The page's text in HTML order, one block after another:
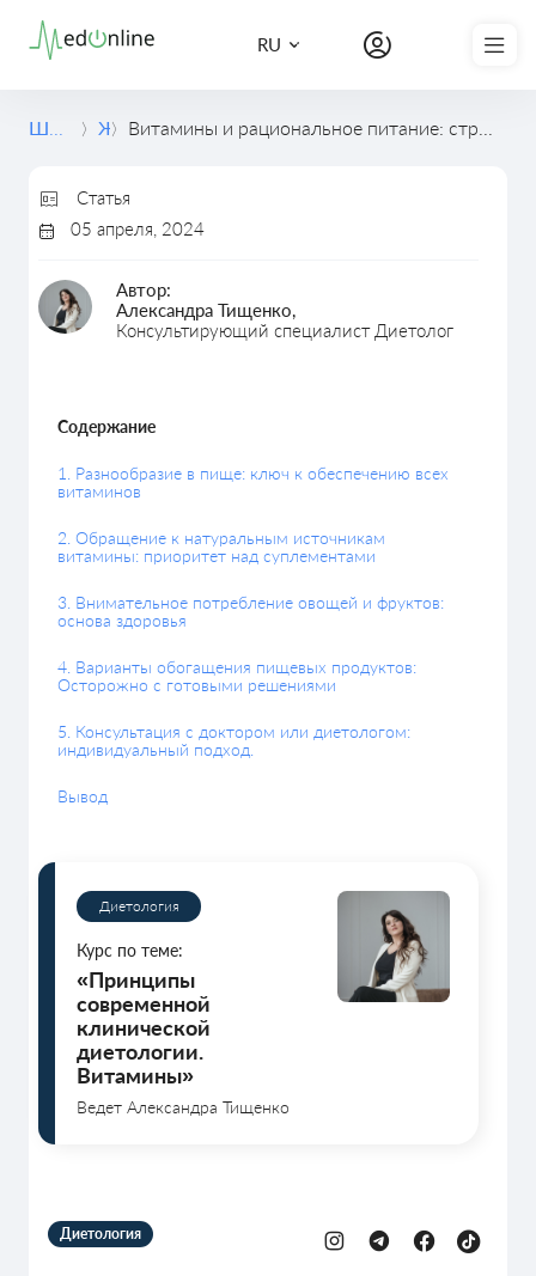
RU
Журнал
Статья
05 апреля, 2024
Автор:
Александра Тищенко,
Консультирующий специалист Диетолог
Содержание
1. Разнообразие в пище: ключ к обеспечению всех
витаминов
2. Обращение к натуральным источникам
витамины: приоритет над суплементами
3. Внимательное потребление овощей и фруктов:
основа здоровья
4. Варианты обогащения пищевых продуктов:
Осторожно с готовыми решениями
5. Консультация с доктором или диетологом:
индивидуальный подход.
Вывод
Диетология
Курс по теме:
«Принципы
современной
клинической
диетологии.
Витамины»
Ведет Александра Тищенко
Диетология